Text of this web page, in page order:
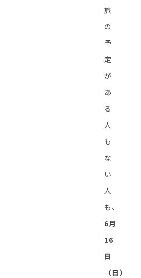
旅
の
予
定
が
あ
る
人
も
な
い
人
も、
6月
16
日
（日）